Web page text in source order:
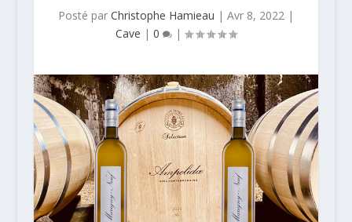
Posté par Christophe Hamieau | Avr 8, 2022|
Cave | 0 |